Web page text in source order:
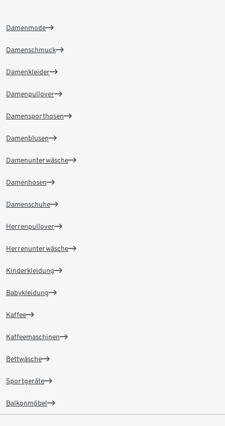
Damenmode
Damenschmuck
Damenkleider
Damenpullover
Damensporthosen
Damenblusen
Damenunterwäsche
Damenhosen
Damenschuhe
Herrenpullover
Herrenunterwäsche
Kinderkleidung
Babykleidung
Kaffee
Kaffeemaschinen
Bettwäsche
Sportgeräte
Balkonmöbel